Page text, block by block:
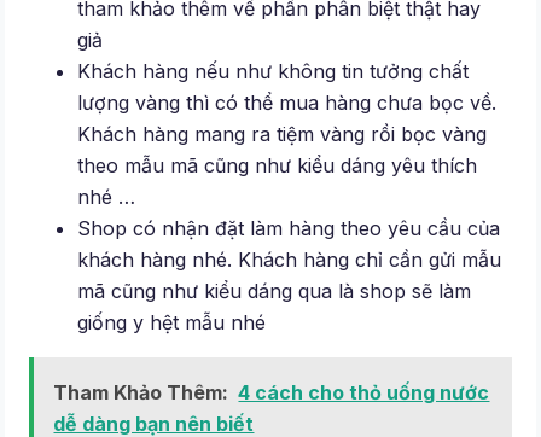
tham khảo thêm về phần phân biệt thật hay
giả
Khách hàng nếu như không tin tưởng chất
lượng vàng thì có thể mua hàng chưa bọc về.
Khách hàng mang ra tiệm vàng rồi bọc vàng
theo mẫu mã cũng như kiểu dáng yêu thích
nhé …
Shop có nhận đặt làm hàng theo yêu cầu của
khách hàng nhé. Khách hàng chỉ cần gửi mẫu
mã cũng như kiểu dáng qua là shop sẽ làm
giống y hệt mẫu nhé
Tham Khảo Thêm: 4 cách cho thỏ uống nước
dễ dàng bạn nên biết